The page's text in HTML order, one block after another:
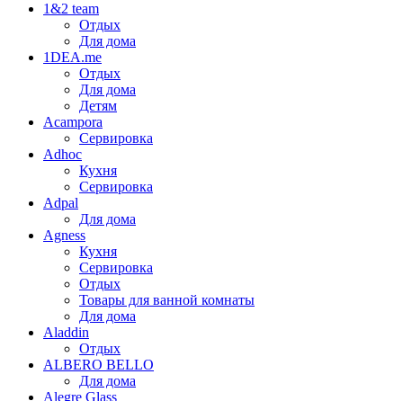
1&2 team
Отдых
Для дома
1DEA.me
Отдых
Для дома
Детям
Acampora
Сервировка
Adhoc
Кухня
Сервировка
Adpal
Для дома
Agness
Кухня
Сервировка
Отдых
Товары для ванной комнаты
Для дома
Aladdin
Отдых
ALBERO BELLO
Для дома
Alegre Glass